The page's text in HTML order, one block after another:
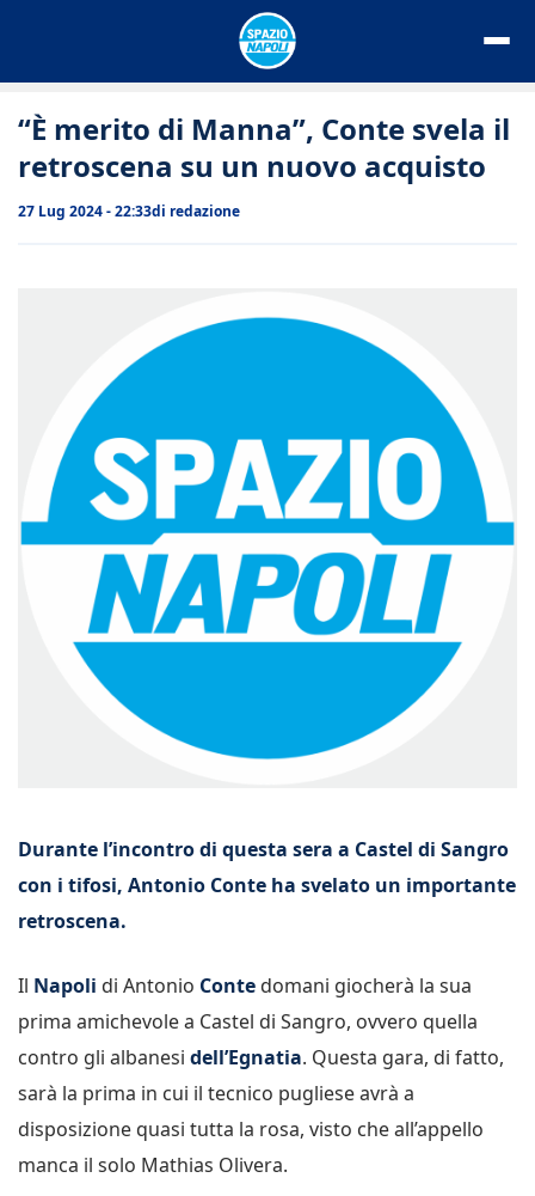
“È merito di Manna”, Conte svela il
retroscena su un nuovo acquisto
27 Lug 2024 - 22:33di redazione
Durante l’incontro di questa sera a Castel di Sangro
con i tifosi, Antonio Conte ha svelato un importante
retroscena.
Il Napoli di Antonio Conte domani giocherà la sua
prima amichevole a Castel di Sangro, ovvero quella
contro gli albanesi dell’Egnatia. Questa gara, di fatto,
sarà la prima in cui il tecnico pugliese avrà a
disposizione quasi tutta la rosa, visto che all’appello
manca il solo Mathias Olivera.